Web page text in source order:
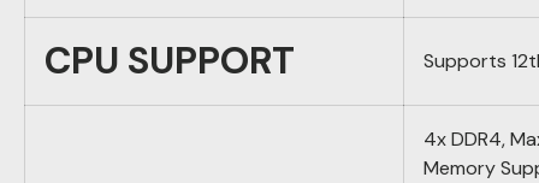
CPU SUPPORT Supports
4x DDR4,
Memory